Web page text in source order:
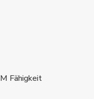
Fähigkeit